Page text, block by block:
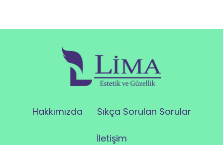
Hakkımızda Sıkça Sorulan Sorular
İletişim